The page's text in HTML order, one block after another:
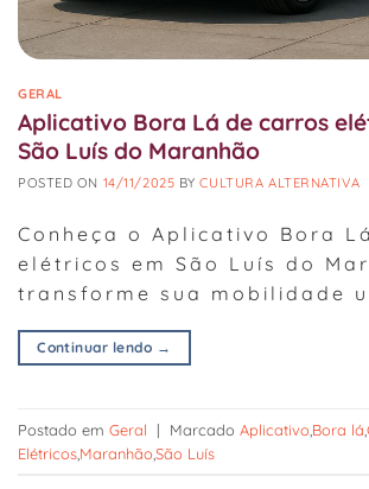
GERAL
Aplicativo Bora Lá de carros
São Luís do Maranhão
POSTED ON 14/11/2025 BYCULTURA ALTERNATIVA
Conheça o Aplicativo Bora
elétricos em São Luís do
transforme sua mobilidade
Continuar lendo →
Postado em Geral | Marcado Aplicativo Bora lá
ElétricosMaranhãoSão Luís